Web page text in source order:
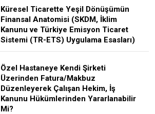
Küresel Ticarette Yeşil Dönüşümün
Finansal Anatomisi (SKDM, İklim
Kanunu ve Türkiye Emisyon Ticaret
Sistemi (TR-ETS) Uygulama Esasları)
Özel Hastaneye Kendi Şirketi
Üzerinden Fatura/Makbuz
Düzenleyerek Çalışan Hekim, İş
Kanunu Hükümlerinden Yararlanabilir
Mi?